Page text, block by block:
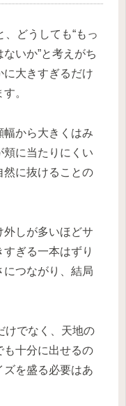
どうしても“もっ
いか”と考えがち
に大きすぎるだけ
。
から大きくはみ
頬に当たりにくい
然に抜けることの
外しが多いほどサ
ぎる一本はずり
つながり、結局
けでなく、天地の
も十分に出せるの
ズを盛る必要はあ